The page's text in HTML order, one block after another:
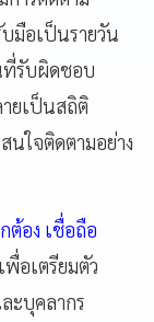
มือเป็นรายวัน
ที่รับผิดชอบ
ยเป็นสถิติ
ใจติดตามอย่าง
ต้อง เชื่อถือ
อเตรียมตัว
ะบุคลากร